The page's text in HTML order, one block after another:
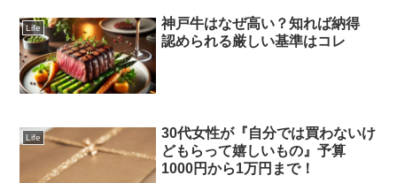
Life
神戸牛はなぜ高い？知れば納得
認められる厳しい基準はコレ
Life
30代女性が『自分では買わないけ
どもらって嬉しいもの』予算
1000円から1万円まで！